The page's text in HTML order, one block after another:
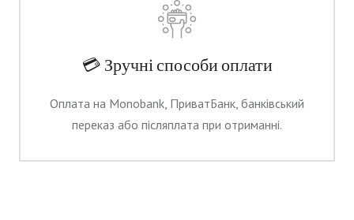
💳 Зручні способи оплати
Оплата на Monobank, ПриватБанк, банківський
переказ або післяплата при отриманні.